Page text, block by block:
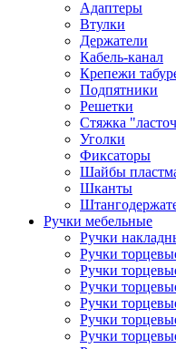
Адаптеры
Втулки
Держатели
Кабель-канал
Крепежи
Подпятники
Решетки
Стяжка
Уголки
Фиксаторы
Шайбы
Шканты
Ручки мебельные
Ручки
Ручки
Ручки
Ручки
Ручки
Ручки
Ручки